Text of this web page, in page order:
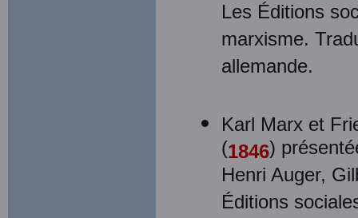
Les Éditions
marxisme.
allemande.
Karl Marx et
(1846)
Henri Auger,
Éditions